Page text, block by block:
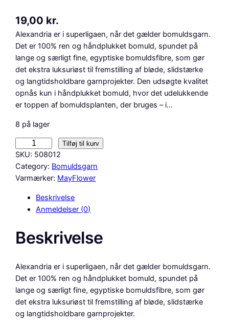
19,00 kr.
Alexandria er i superligaen, når det gælder bomuldsgarn.
Det er 100% ren og håndplukket bomuld, spundet på
lange og særligt fine, egyptiske bomuldsfibre, som gør
det ekstra luksuriøst til fremstilling af bløde, slidstærke
og langtidsholdbare garnprojekter. Den udsøgte kvalitet
opnås kun i håndplukket bomuld, hvor det udelukkende
er toppen af bomuldsplanten, der bruges – i…
8 på lager
a
y
f
e
x
a
n
d
Tilføj til kurv
SKU: 508012
Category: Bomuldsgarn
Varmærker: MayFlower
Beskrivelse
Anmeldelser (0)
Beskrivelse
Alexandria er i superligaen, når det gælder bomuldsgarn.
Det er 100% ren og håndplukket bomuld, spundet på
lange og særligt fine, egyptiske bomuldsfibre, som gør
det ekstra luksuriøst til fremstilling af bløde, slidstærke
og langtidsholdbare garnprojekter.